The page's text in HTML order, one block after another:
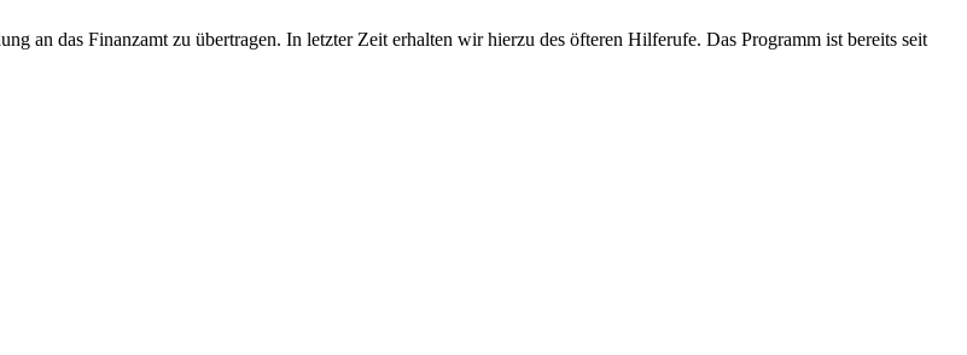
an das Finanzamt zu übertragen. In letzter Zeit erhalten wir hierzu des öfteren Hilferufe. Das Programm ist bereits seit